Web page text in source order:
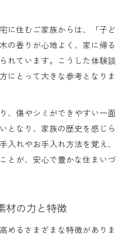
ぶ自然素材の工夫点
実際の体験談まとめ
件リノベ実例の魅力
くり体験を紹介
た健やかな暮らし体
宅体験談を徹底解説
に住むご家族からは、「子ど
の香りが心地よく、家に帰る
れています。こうした体験談
にとって大きな参考となりま
、傷やシミができやすい一面
となり、家族の歴史を感じら
入れやお手入れ方法を覚え、
とが、安心で豊かな住まいづ
材の力と特徴
めるさまざまな特徴がありま